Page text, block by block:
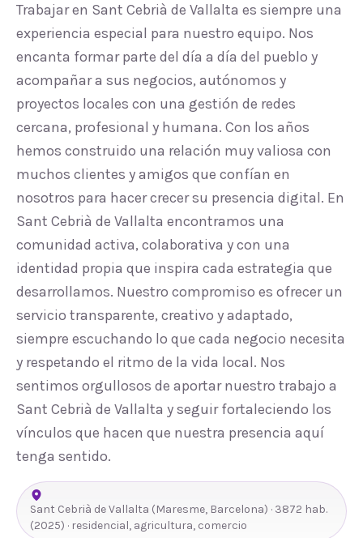
Trabajar en Sant Cebrià de Vallalta es siempre una
experiencia especial para nuestro equipo. Nos
encanta formar parte del día a día del pueblo y
acompañar a sus negocios, autónomos y
proyectos locales con una gestión de redes
cercana, profesional y humana. Con los años
hemos construido una relación muy valiosa con
muchos clientes y amigos que confían en
nosotros para hacer crecer su presencia digital. En
Sant Cebrià de Vallalta encontramos una
comunidad activa, colaborativa y con una
identidad propia que inspira cada estrategia que
desarrollamos. Nuestro compromiso es ofrecer un
servicio transparente, creativo y adaptado,
siempre escuchando lo que cada negocio necesita
y respetando el ritmo de la vida local. Nos
sentimos orgullosos de aportar nuestro trabajo a
Sant Cebrià de Vallalta y seguir fortaleciendo los
vínculos que hacen que nuestra presencia aquí
tenga sentido.
Sant Cebrià de Vallalta (Maresme, Barcelona) · 3872 hab.
(2025) · residencial, agricultura, comercio